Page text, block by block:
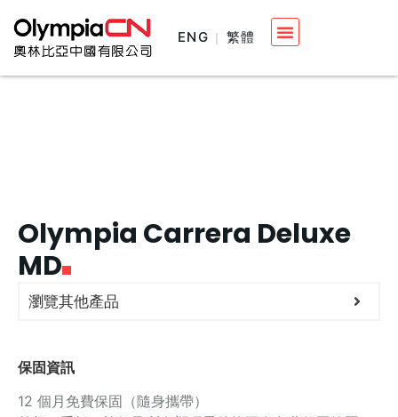
繁體
ENG
Olympia Carrera Deluxe
MD
瀏覽其他產品
保固資訊
12 個月免費保固（隨身攜帶）